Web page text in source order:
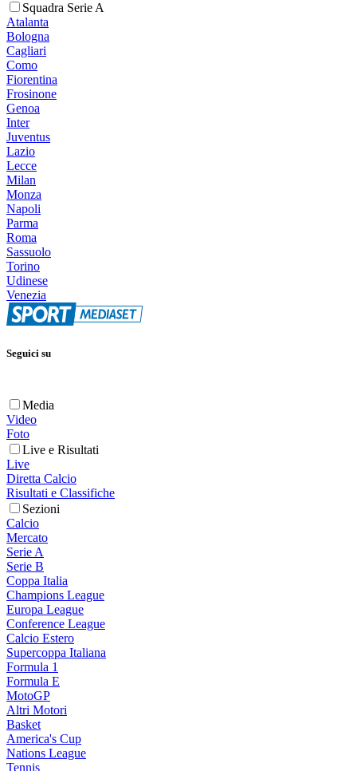
Squadra Serie A
Atalanta
Bologna
Cagliari
Como
Fiorentina
Frosinone
Genoa
Inter
Juventus
Lazio
Lecce
Milan
Monza
Napoli
Parma
Roma
Sassuolo
Torino
Udinese
Venezia
Seguici su
Media
Video
Foto
Live e Risultati
Live
Diretta Calcio
Risultati e Classifiche
Sezioni
Calcio
Mercato
Serie A
Serie B
Coppa Italia
Champions League
Europa League
Conference League
Calcio Estero
Supercoppa Italiana
Formula 1
Formula E
MotoGP
Altri Motori
Basket
America's Cup
Nations League
Tennis